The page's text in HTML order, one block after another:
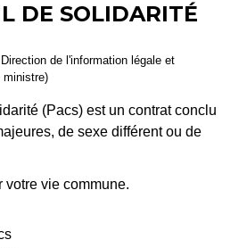
DE SOLIDARITÉ
de l'information légale et
ministre)
(Pacs) est un contrat conclu
de sexe différent ou de
votre vie commune.